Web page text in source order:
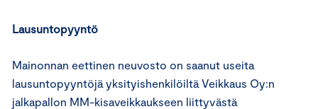
Lausuntopyyntö
Mainonnan eettinen neuvosto on saanut useita
lausuntopyyntöjä yksityishenkilöiltä Veikkaus Oy:n
jalkapallon MM-kisaveikkaukseen liittyvästä